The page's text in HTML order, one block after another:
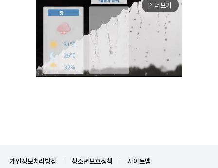
arrow_forward_ios 더보기
개인정보처리방침 청소년보호정책 사이트맵